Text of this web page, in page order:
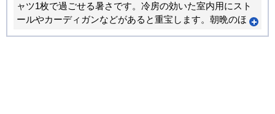
ャツ1枚で過ごせる暑さです。冷房の効いた室内用にスト
ールやカーディガンなどがあると重宝します。朝晩のほ